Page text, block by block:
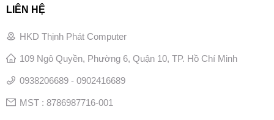
LIÊN HỆ
HKD Thịnh Phát Computer
109 Ngô Quyền, Phường 6, Quận 10, TP. Hồ Chí Minh
0938206689 - 0902416689
MST : 8786987716-001